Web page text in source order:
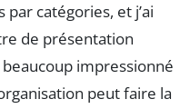
par catégories, et j’ai
de présentation
impressionné
peut faire la